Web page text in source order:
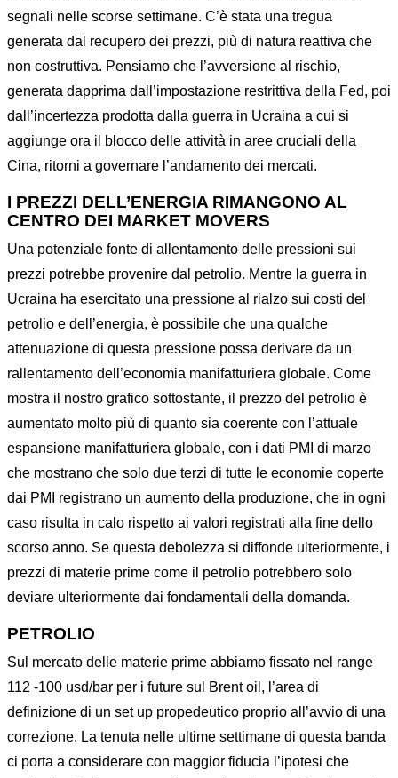
segnali nelle scorse settimane. C’è stata una tregua
generata dal recupero dei prezzi, più di natura reattiva che
non costruttiva. Pensiamo che l’avversione al rischio,
generata dapprima dall’impostazione restrittiva della Fed, poi
dall’incertezza prodotta dalla guerra in Ucraina a cui si
aggiunge ora il blocco delle attività in aree cruciali della
Cina, ritorni a governare l’andamento dei mercati.
I PREZZI DELL’ENERGIA RIMANGONO AL
CENTRO DEI MARKET MOVERS
Una potenziale fonte di allentamento delle pressioni sui
prezzi potrebbe provenire dal petrolio. Mentre la guerra in
Ucraina ha esercitato una pressione al rialzo sui costi del
petrolio e dell’energia, è possibile che una qualche
attenuazione di questa pressione possa derivare da un
rallentamento dell’economia manifatturiera globale. Come
mostra il nostro grafico sottostante, il prezzo del petrolio è
aumentato molto più di quanto sia coerente con l’attuale
espansione manifatturiera globale, con i dati PMI di marzo
che mostrano che solo due terzi di tutte le economie coperte
dai PMI registrano un aumento della produzione, che in ogni
caso risulta in calo rispetto ai valori registrati alla fine dello
scorso anno. Se questa debolezza si diffonde ulteriormente, i
prezzi di materie prime come il petrolio potrebbero solo
deviare ulteriormente dai fondamentali della domanda.
PETROLIO
Sul mercato delle materie prime abbiamo fissato nel range
112 -100 usd/bar per i future sul Brent oil, l’area di
definizione di un set up propedeutico proprio all’avvio di una
correzione. La tenuta nelle ultime settimane di questa banda
ci porta a considerare con maggior fiducia l’ipotesi che